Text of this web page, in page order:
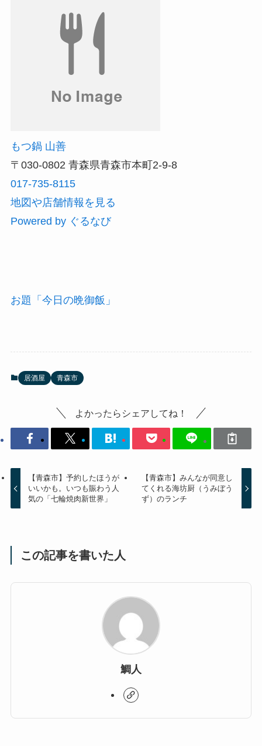
もつ鍋 山善
〒030-0802 青森県青森市本町2-9-8
017-735-8115
地図や店舗情報を見る
Powered by ぐるなび
お題「今日の晩御飯」
居酒屋 青森市
よかったらシェアしてね！
【青森市】予約したほうが
いいかも。いつも賑わう人
気の「七輪焼肉新世界」
【青森市】みんなが同意し
てくれる海坊厨（うみぼう
ず）のランチ
この記事を書いた人
鯛人